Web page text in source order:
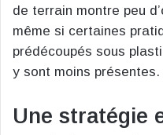
de terrain montre peu
même si certaines
prédécoupés sous
y sont moins présentes.
Une stratégie